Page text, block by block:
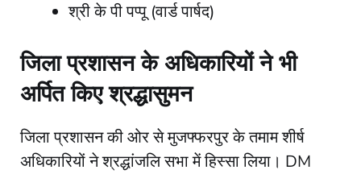
​श्री के पी पप्पू (वार्ड पार्षद)
जिला प्रशासन के अधिकारियों ने भी
अर्पित किए श्रद्धासुमन
​जिला प्रशासन की ओर से मुजफ्फरपुर के तमाम शीर्ष
अधिकारियों ने श्रद्धांजलि सभा में हिस्सा लिया। DM